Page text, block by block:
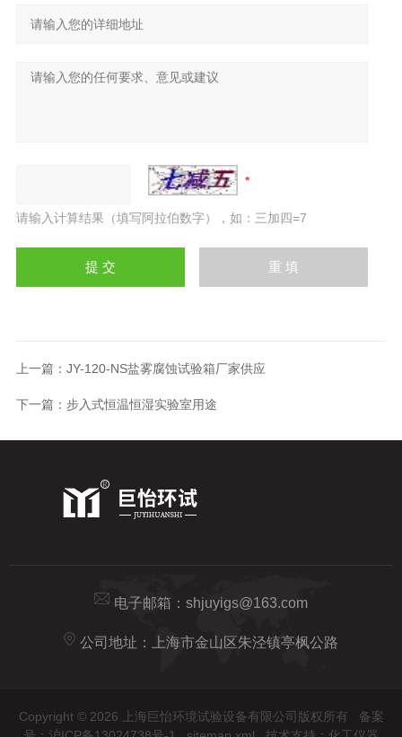
请输入计算结果（填写阿拉伯数字），如：三加四=7
上一篇： JY-120-NS盐雾腐蚀试验箱厂家供应
下一篇： 步入式恒温恒湿实验室用途
电子邮箱： shjuyigs@163.com
公司地址：上海市金山区朱泾镇亭枫公路
Copyright © 2026 上海巨怡环境试验设备有限公司版权所有 备案